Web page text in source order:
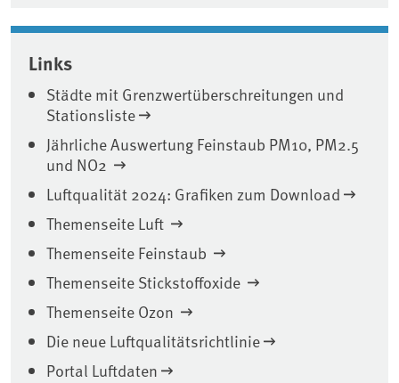
Links
Städte mit Grenzwertüberschreitungen und
Stationsliste
Jährliche Auswertung Feinstaub PM10, PM2.5
und NO2
Luftqualität 2024: Grafiken zum Download
Themenseite Luft
Themenseite Feinstaub
Themenseite Stickstoffoxide
Themenseite Ozon
Die neue Luftqualitätsrichtlinie
Portal Luftdaten